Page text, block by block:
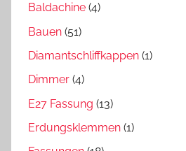
Baldachine (4)
Bauen (51)
Diamantschliffkappen (1)
Dimmer (4)
E27 Fassung (13)
Erdungsklemmen (1)